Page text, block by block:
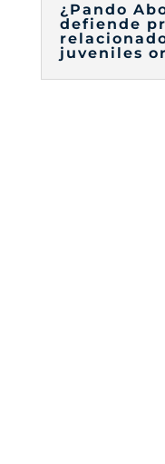
¿Pando
defiende
juveniles